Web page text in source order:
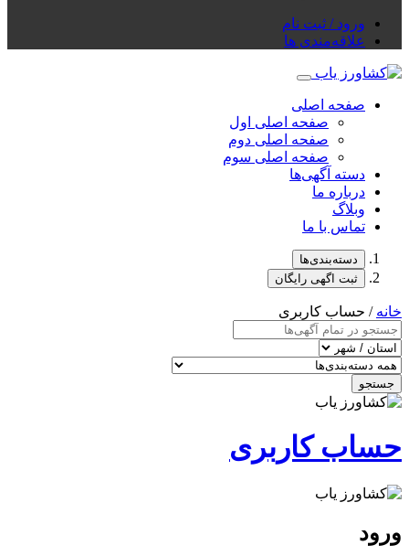
ورود / ثبت نام
علاقه‌مندی ها
صفحه اصلی
صفحه اصلی اول
صفحه اصلی دوم
صفحه اصلی سوم
دسته آگهی‌ها
درباره ما
وبلاگ
تماس با ما
دسته‌بندی‌ها
ثبت اگهی رایگان
خانه / حساب کاربری
جستجو
حساب کاربری
ورود